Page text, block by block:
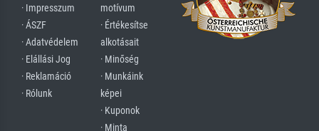
· Impresszum
· ÁSZF
· Adatvédelem
· Elállási Jog
· Reklamáció
· Rólunk
motívum
· Értékesítse
alkotásait
· Minőség
· Munkáink
képei
· Kuponok
· Minta